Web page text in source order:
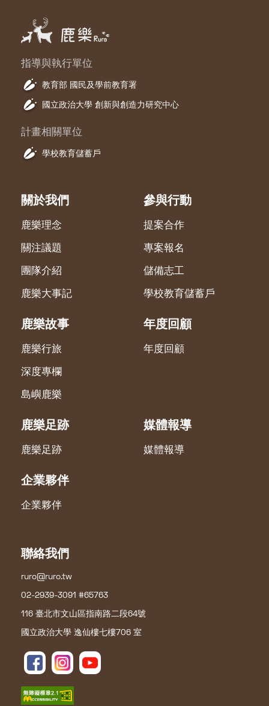
指導與執行單位
教育部 國民及學前教育署
國立政治大學 創新與創造力研究中心
計畫相關單位
學校教育儲蓄戶
關於我們
鹿樂理念
關注議題
團隊介紹
鹿樂大事記
參與行動
提案合作
專案報名
儲備志工
學校教育儲蓄戶
鹿樂故事
鹿樂行旅
深度專欄
島嶼鹿樂
年度回顧
年度回顧
鹿樂足跡
鹿樂足跡
媒體報導
媒體報導
企業夥伴
企業夥伴
聯絡我們
ruro@ruro.tw
02-2939-3091 #65763
116 臺北市文山區指南路二段64號
國立政治大學 逸仙樓七樓706 室